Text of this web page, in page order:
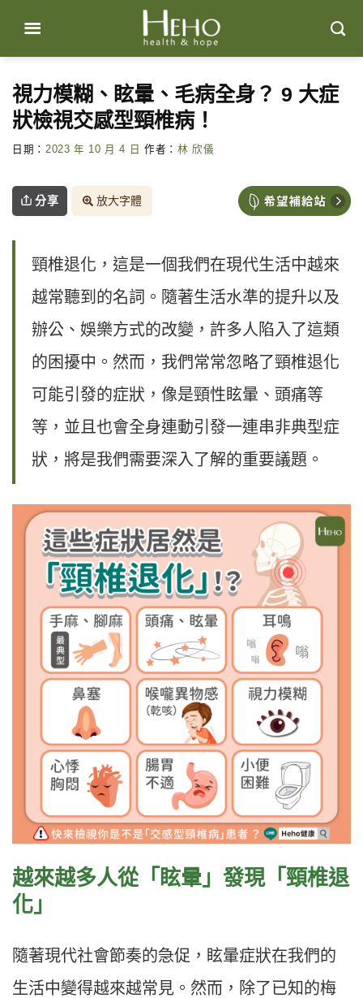
content
視力模糊、眩暈、毛病全身？ 9 大症
狀檢視交感型頸椎病！
日期： 2023 年 10 月 4 日 作者： 林 欣儀
分享 放大字體
頸椎退化，這是一個我們在現代生活中越來
越常聽到的名詞。隨著生活水準的提升以及
辦公、娛樂方式的改變，許多人陷入了這類
的困擾中。然而，我們常常忽略了頸椎退化
可能引發的症狀，像是頸性眩暈、頭痛等
等，並且也會全身連動引發一連串非典型症
狀，將是我們需要深入了解的重要議題。
越來越多人從「眩暈」發現「頸椎退
化」
隨著現代社會節奏的急促，眩暈症狀在我們的
生活中變得越來越常見。然而，除了已知的梅